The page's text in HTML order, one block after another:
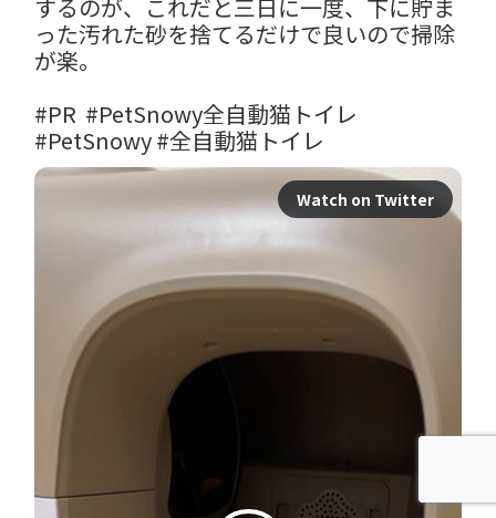
するのが、これだと三日に一度、下に貯ま
った汚れた砂を捨てるだけで良いので掃除
が楽。
#PR #PetSnowy全自動猫トイレ
#PetSnowy#全自動猫トイレ
Watch on Twitter